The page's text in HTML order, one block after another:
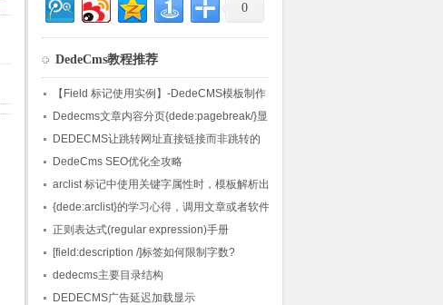
0
DedeCms教程推荐
【Field 标记使用实例】-DedeCMS模板制作
使用实例教程(2)
Dedecms文章内容分页{dede:pagebreak/}显
示页数设置方法
DEDECMS让跳转网址直接链接而非跳转的
方法
DedeCms SEO优化全攻略
arclist 标记中使用关键字属性时，模板解析出
错
{dede:arclist}的学习心得，调用文章或者软件
任何字段
正则表达式(regular expression)手册
[field:description /]标签如何限制字数?
dedecms主要目录结构
DEDECMS广告延迟加载显示